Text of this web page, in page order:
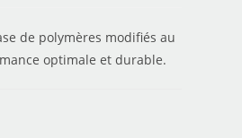
de polymères modifiés au
optimale et durable.